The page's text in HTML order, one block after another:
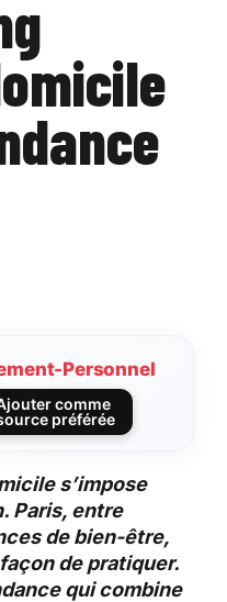
Personnel
comme
préférée
s’impose
Paris, entre
de bien-être,
de pratiquer.
qui combine